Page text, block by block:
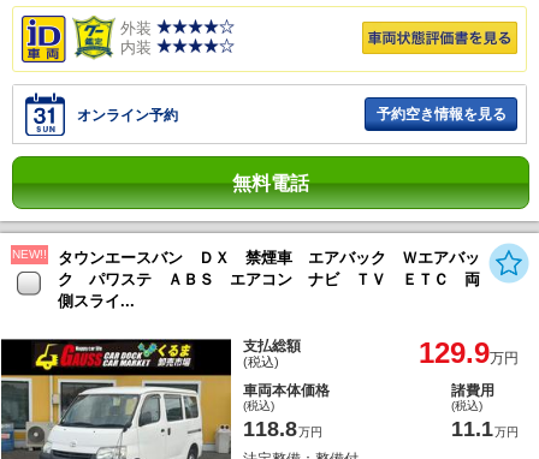
外装
内装
オンライン予約 予約空き情報を見る
無料電話
NEW!!
タウンエースバン ＤＸ 禁煙車 エアバック Ｗエアバッ
ク パワステ ＡＢＳ エアコン ナビ ＴＶ ＥＴＣ 両
側スライ...
支払総額
(税込) 129.9万円
車両本体価格
(税込)
118.8万円
諸費用
(税込)
11.1万円